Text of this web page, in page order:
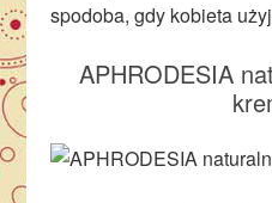
spodoba, gdy kobieta
APHRODESIA